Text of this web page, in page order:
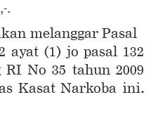
.
melanggar Pasal
ayat (1) jo pasal 132
RI No 35 tahun 2009
Kasat Narkoba ini.